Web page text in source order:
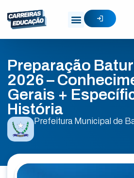
Preparação
2026 –
Gerais +
História
Prefeitura Municipal de